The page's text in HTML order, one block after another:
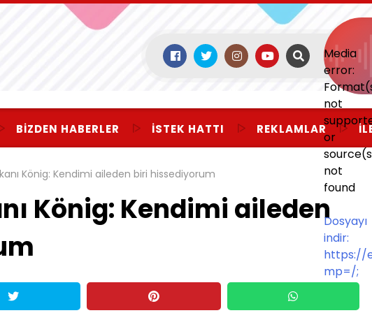
Media
error:
not
or
not
found
Dosyayı
indir:
https://
mp=/;
BIZDEN HABERLER İSTEK HATTI REKLAMLAR
König: Kendimi aileden biri hissediyorum
König: Kendimi aileden